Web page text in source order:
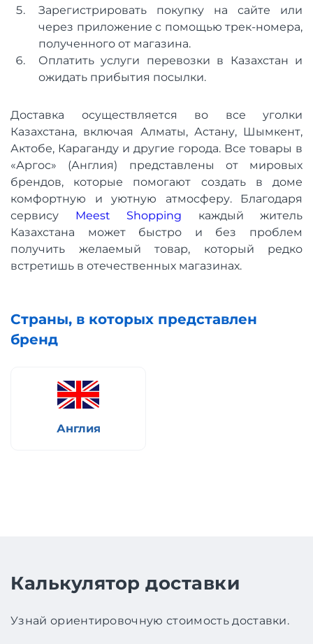
Зарегистрировать покупку на сайте или
через приложение с помощью трек-номера,
полученного от магазина.
Оплатить услуги перевозки в Казахстан и
ожидать прибытия посылки.
Доставка осуществляется во все уголки
Казахстана, включая Алматы, Астану, Шымкент,
Актобе, Караганду и другие города. Все товары в
«Аргос» (Англия) представлены от мировых
брендов, которые помогают создать в доме
комфортную и уютную атмосферу. Благодаря
сервису Meest Shopping каждый житель
Казахстана может быстро и без проблем
получить желаемый товар, который редко
встретишь в отечественных магазинах.
Страны, в которых представлен
бренд
Англия
Калькулятор доставки
Узнай ориентировочную стоимость доставки.